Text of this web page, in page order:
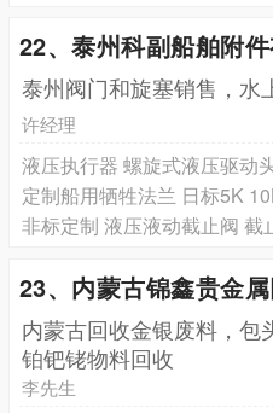
22、泰州科副船舶附
泰州阀门和旋塞销售，水
许经理
定制船用牺牲法兰 日标5K
23、内蒙古锦鑫贵金
内蒙古回收金银废料，包
铂钯铑物料回收
李先生